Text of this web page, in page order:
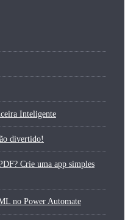
Inteligente
divertido!
Crie uma app simples
no Power Automate